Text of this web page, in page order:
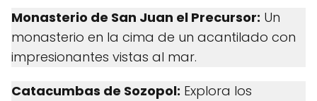
Monasterio de San Juan el Precursor: Un
monasterio en la cima de un acantilado con
impresionantes vistas al mar.
Catacumbas de Sozopol: Explora los